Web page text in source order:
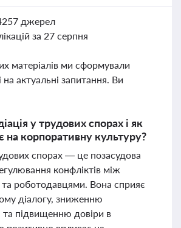
джерел
за 27 серпня
матеріалів ми сформували
на актуальні запитання. Ви
у трудових спорах і як
на корпоративну культуру?
спорах — це позасудова
конфліктів між
та роботодавцями. Вона сприяє
діалогу, зниженню
та підвищенню довіри в